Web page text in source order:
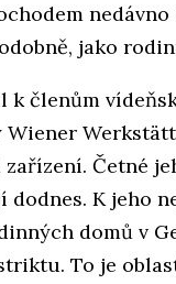
jako
členům
Četné
dodnes. K jeho
domů v
To je